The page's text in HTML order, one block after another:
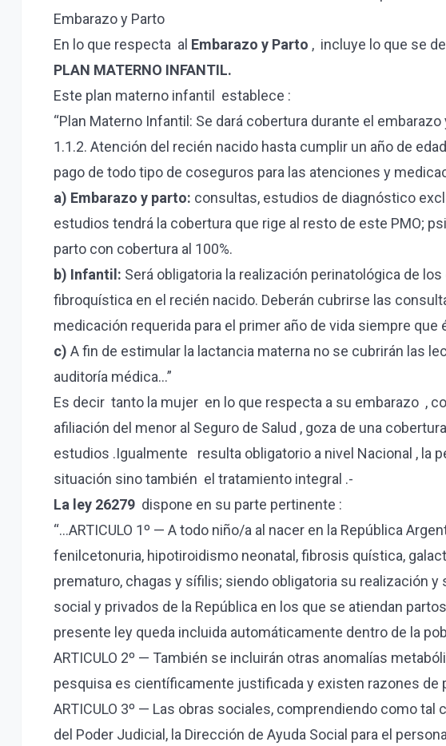
Embarazo y Parto
En lo que respecta al Embarazo y Parto , incluye lo que se
PLAN MATERNO INFANTIL.
Este plan materno infantil establece :
“Plan Materno Infantil: Se dará cobertura durante el
1.1.2. Atención del recién nacido hasta cumplir un año de
pago de todo tipo de coseguros para las atenciones y
a) Embarazo y parto: consultas, estudios de diagnóstico
estudios tendrá la cobertura que rige al resto de este PMO;
parto con cobertura al 100%.
b) Infantil: Será obligatoria la realización perinatológica de
fibroquística en el recién nacido. Deberán cubrirse las
medicación requerida para el primer año de vida siempre
c) A fin de estimular la lactancia materna no se cubrirán las
auditoría médica…”
Es decir tanto la mujer en lo que respecta a su embarazo ,
afiliación del menor al Seguro de Salud , goza de una
estudios .Igualmente resulta obligatorio a nivel Nacional , la
situación sino también el tratamiento integral .-
La ley 26279 dispone en su parte pertinente :
“…ARTICULO 1º — A todo niño/a al nacer en la República
fenilcetonuria, hipotiroidismo neonatal, fibrosis quística,
prematuro, chagas y sífilis; siendo obligatoria su realización
social y privados de la República en los que se atiendan
presente ley queda incluida automáticamente dentro de la
ARTICULO 2º — También se incluirán otras anomalías
pesquisa es científicamente justificada y existen razones de
ARTICULO 3º — Las obras sociales, comprendiendo como
del Poder Judicial, la Dirección de Ayuda Social para el